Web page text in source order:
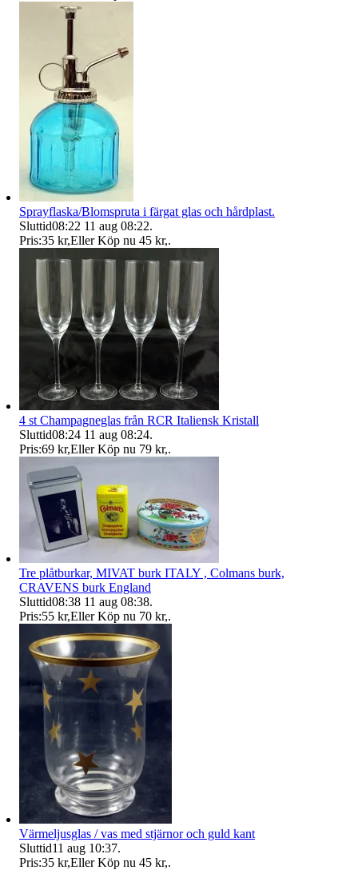
Sprayflaska/Blomspruta i färgat glas och hårdplast.
Sluttid08:22 11 aug 08:22.
Pris:35 kr,Eller Köp nu 45 kr,.
4 st Champagneglas från RCR Italiensk Kristall
Sluttid08:24 11 aug 08:24.
Pris:69 kr,Eller Köp nu 79 kr,.
Tre plåtburkar, MIVAT burk ITALY , Colmans burk,
CRAVENS burk England
Sluttid08:38 11 aug 08:38.
Pris:55 kr,Eller Köp nu 70 kr,.
Värmeljusglas / vas med stjärnor och guld kant
Sluttid11 aug 10:37.
Pris:35 kr,Eller Köp nu 45 kr,.